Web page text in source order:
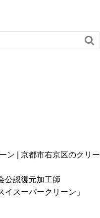

公認復元加工師
スーパークリーン」